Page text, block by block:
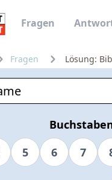
Fragen
Fragen Lösung:
5 6 7